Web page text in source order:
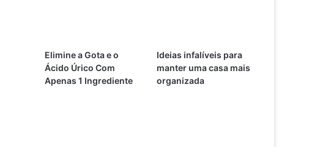
Elimine a Gota e o
Ácido Úrico Com
Apenas 1 Ingrediente
Ideias infalíveis para
manter uma casa mais
organizada